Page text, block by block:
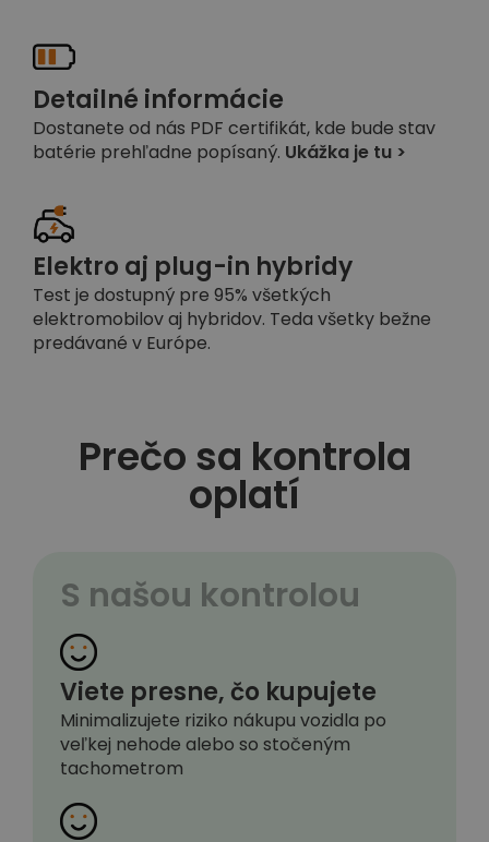
Detailné informácie
Dostanete od nás PDF certifikát, kde bude stav
batérie prehľadne popísaný. Ukážka je tu >
Elektro aj plug-in hybridy
Test je dostupný pre 95% všetkých
elektromobilov aj hybridov. Teda všetky bežne
predávané v Európe.
Prečo sa kontrola
oplatí
S našou kontrolou
Viete presne, čo kupujete
Minimalizujete riziko nákupu vozidla po
veľkej nehode alebo so stočeným
tachometrom